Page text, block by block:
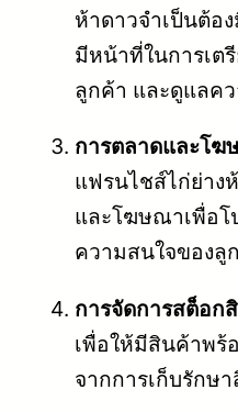
ห้าดาวจำเป็นต้อ
มีหน้าที่ในการเต
ลูกค้า และดูแลค
การตลาดและโฆ
แฟรนไชส์ไก่ย่าง
และโฆษณาเพื่อโ
ความสนใจของลู
การจัดการสต็อก
เพื่อให้มีสินค้าพร้
จากการเก็บรักษ